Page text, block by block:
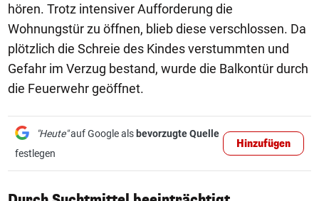
hören. Trotz intensiver Aufforderung die
Wohnungstür zu öffnen, blieb diese verschlossen. Da
plötzlich die Schreie des Kindes verstummten und
Gefahr im Verzug bestand, wurde die Balkontür durch
die Feuerwehr geöffnet.
"Heute"auf Google als bevorzugte Quelle
festlegen
Hinzufügen